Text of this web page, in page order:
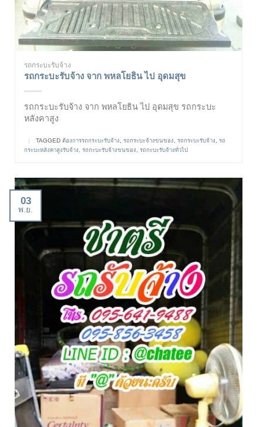
รถกระบะรับจ้าง
รถกระบะรับจ้าง จาก พหลโยธิน ไป อุดมสุข
รถกระบะรับจ้าง จาก พหลโยธิน ไป อุดมสุข รถกระบะ
หลังคาสูง
| TAGGED ต้องการรถกระบะรับจ้าง รถกระบะจ้างขนของ รถกระบะรับจ้าง
รถ
กระบะหลังคาสูงรับจ้าง
รถกะบะรับจ้างขนของ รถกะบะรับจ้างทั่วไป
03
พ.ย.